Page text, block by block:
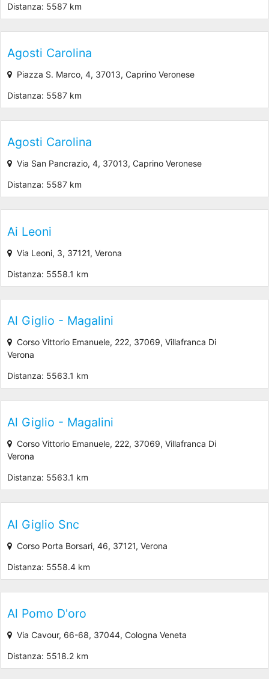
Distanza: 5587 km
Agosti Carolina
Piazza S. Marco, 4, 37013, Caprino Veronese
Distanza: 5587 km
Agosti Carolina
Via San Pancrazio, 4, 37013, Caprino Veronese
Distanza: 5587 km
Ai Leoni
Via Leoni, 3, 37121, Verona
Distanza: 5558.1 km
Al Giglio - Magalini
Corso Vittorio Emanuele, 222, 37069, Villafranca Di
Verona
Distanza: 5563.1 km
Al Giglio - Magalini
Corso Vittorio Emanuele, 222, 37069, Villafranca Di
Verona
Distanza: 5563.1 km
Al Giglio Snc
Corso Porta Borsari, 46, 37121, Verona
Distanza: 5558.4 km
Al Pomo D'oro
Via Cavour, 66-68, 37044, Cologna Veneta
Distanza: 5518.2 km